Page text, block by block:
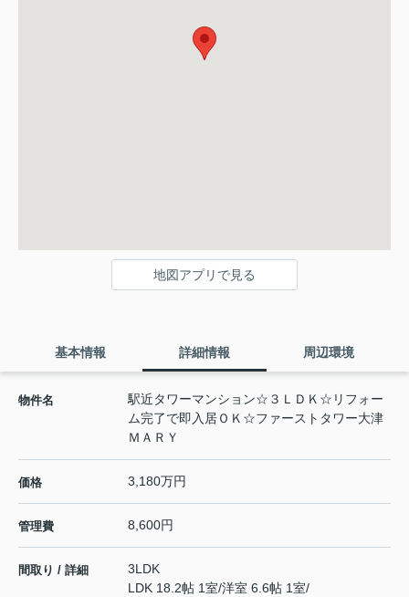
地図アプリで見る
基本情報 詳細情報 周辺環境
物件名
駅近タワーマンション☆３ＬＤＫ☆リフォー
ム完了で即入居ＯＫ☆ファーストタワー大津
ＭＡＲＹ
価格 3,180万円
管理費 8,600円
間取り / 詳細
3LDK
LDK 18.2帖 1室/洋室 6.6帖 1室/